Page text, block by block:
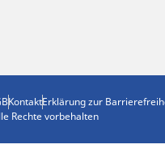
KontaktErklärung zur
Rechte vorbehalten